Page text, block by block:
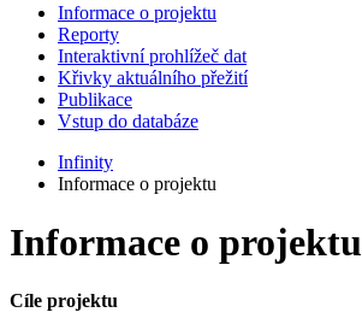
Informace o projektu
Reporty
Interaktivní prohlížeč dat
Křivky aktuálního přežití
Publikace
Vstup do databáze
Infinity
Informace o projektu
Informace o projektu
Cíle projektu